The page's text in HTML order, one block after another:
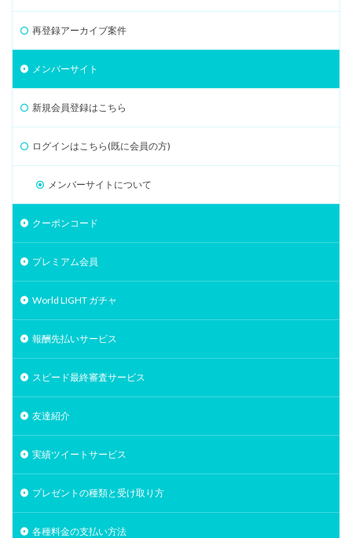
再登録アーカイブ案件
メンバーサイト
新規会員登録はこちら
ログインはこちら(既に会員の方)
メンバーサイトについて
クーポンコード
プレミアム会員
World LIGHT ガチャ
報酬先払いサービス
スピード最終審査サービス
友達紹介
実績ツイートサービス
プレゼントの種類と受け取り方
各種料金の支払い方法